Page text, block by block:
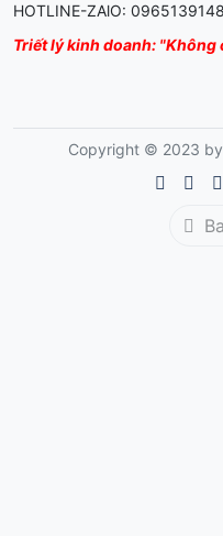
HOTLINE-ZAlO:
Triết lý kinh doanh:
Copyright © 2023 by